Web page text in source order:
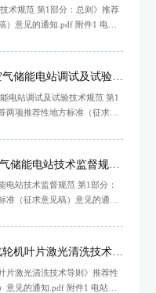
术规范 第1部分：总则》推荐
的通知.pdf 附件1 电力
.docx
关于征求《 压缩空气储能电站调试及试验技术规范 第1部分：控制系统试验》等两项推荐性地方标准（征求意见稿）意见的通知
电站调试及试验技术规范 第1
两项推荐性地方标准（征求意
控制系统试验（征求意见
发电控制试验 （征求意见
方标准征求意见表.docx
关于征求《压缩空气储能电站技术监督规范 第1部分：金属监督》推荐性地方标准（征求意见稿）意见的通知
电站技术监督规范 第1部分：
准（征求意见稿）意见的通
件2 地方标准征求
关于征求《 电站汽轮机叶片激光清洗技术导则》推荐性地方标准（征求意见稿）意见的通知
片激光清洗技术导则》推荐性
知.pdf 附件1 电站汽